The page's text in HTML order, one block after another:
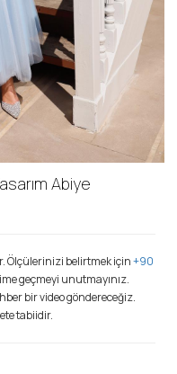
Abiye
Ölçülerinizi belirtmek için+90
geçmeyi unutmayınız.
bir video göndereceğiz.
tabiidir.